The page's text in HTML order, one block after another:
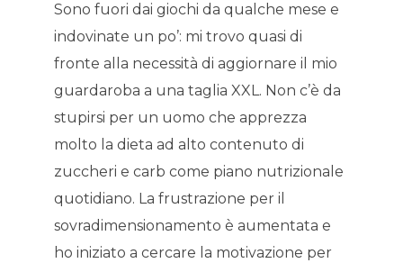
Sono fuori dai giochi da qualche mese e
indovinate un po’: mi trovo quasi di
fronte alla necessità di aggiornare il mio
guardaroba a una taglia XXL. Non c’è da
stupirsi per un uomo che apprezza
molto la dieta ad alto contenuto di
zuccheri e carb come piano nutrizionale
quotidiano. La frustrazione per il
sovradimensionamento è aumentata e
ho iniziato a cercare la motivazione per